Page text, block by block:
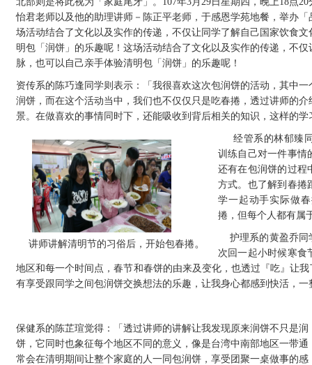
怡君老师以及他的助理讲师－陈正平老师，于感恩学苑地餐，举办
场活动结合了文化以及实作的传递，不仅让同学了解自己国家饮食
明包「润饼」的乐趣呢！ 这场活动结合了文化以及实作的传递，不
脉，也可以自己亲手体验清明包「润饼」的乐趣呢！
资传系的陈巧逢同学则表示：「我很喜欢这次包润饼的活动，其中
润饼，而在这个活动当中，我们也不仅仅只是吃春捲，透过讲师的
景。在做喜欢的事情同时下，还能吸收到背后相关的知识，这样的
讲师讲解清明节的习俗后，开始包春捲。
经管系的林郁臻
训练自己对一件事情
还有在包润饼的过程
方式。也了解到春捲
学一起动手实际做
捲，但每个人都有属
护理系的黄盈乔同
次回一起小时候寒食
地区和每一个时间点，春节和春饼的由来及变化，也透过『吃』让
有享受跟同学之间包润饼交换想法的乐趣，让我身心都感到快活，
保健系的陈芷瑄觉得：「透过讲师的讲解让我发现原来润饼不只是润
饼，它同时也象征每个地区不同的意义，像是台湾中南部地区一带通
常会在清明期间让整个家庭的人一同包润饼，享受团聚一桌做事的感